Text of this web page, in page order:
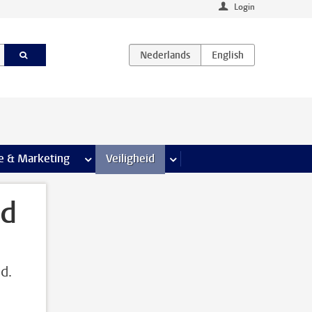
Login
& Marketing meer Communicatie & Marketing pagina’s
Veiligheid meer Veiligheid pagina’s